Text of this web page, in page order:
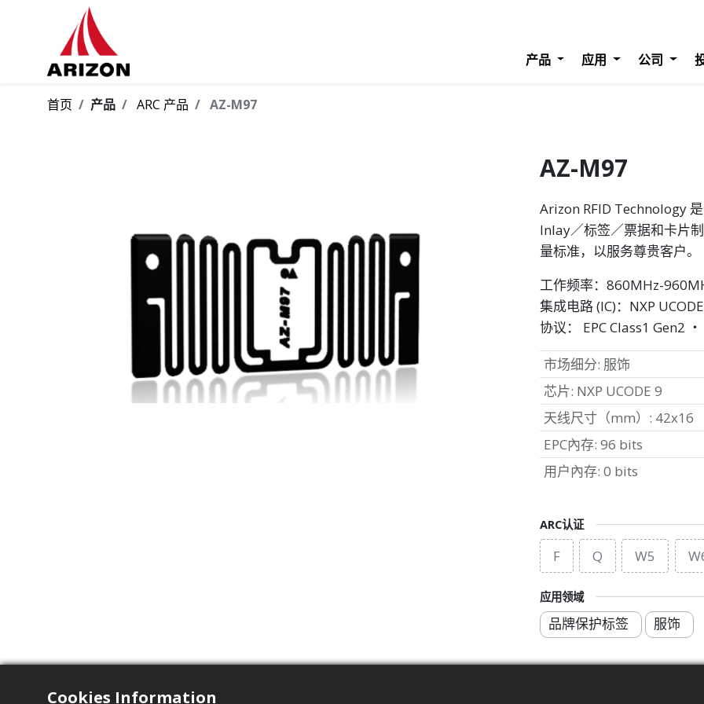
产品 应用 公司
首页 产品 ARC 产品 AZ-M97
AZ-M97
Arizon RFID Technology
Inlay／标签／票据和卡片
量标准，以服务尊贵客户。
工作频率：860MHz-
集成电路 (IC)：NXP
协议： EPC Class1 Gen2
ARC认证
F Q W5
应用领域
品牌保护标签 服饰
市场细分: 服饰
芯片: NXP UCODE 9
天线尺寸（mm） : 42x16
EPC內存: 96 bits
用户內存: 0 bits
Cookies Information